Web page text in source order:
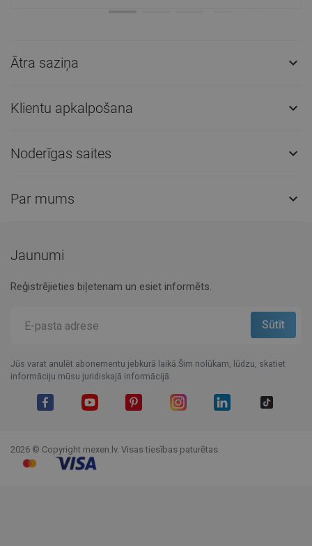
Ātra saziņa 
Klientu apkalpošana 
Noderīgas saites 
Par mums 
Jaunumi
Reģistrējieties biļetenam un esiet informēts.
Jūs varat anulēt abonementu jebkurā laikā.Šim nolūkam, lūdzu, skatiet
informāciju mūsu juridiskajā informācijā.
2026 © Copyright mexen.lv. Visas tiesības paturētas.